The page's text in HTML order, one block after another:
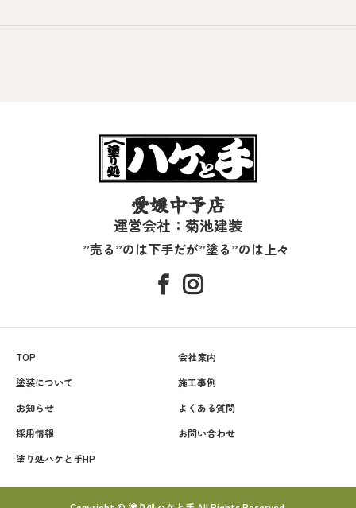
愛媛中予店
運営会社：菊池建装
”売る”のは下手だが”塗る”のは上々
TOP
会社案内
塗装について
施工事例
お知らせ
よくある質問
採用情報
お問い合わせ
塗り処ハケと手HP